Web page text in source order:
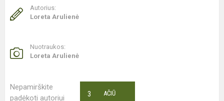
Autorius:
Loreta Arulienė
Nuotraukos:
Loreta Arulienė
Nepamirškite
padėkoti autoriui
AČIŪ
3